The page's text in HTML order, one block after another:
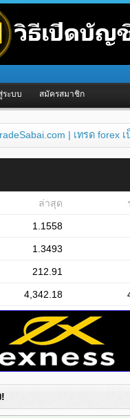
ระบบ สมัครสมาชิก
| เทรด forex